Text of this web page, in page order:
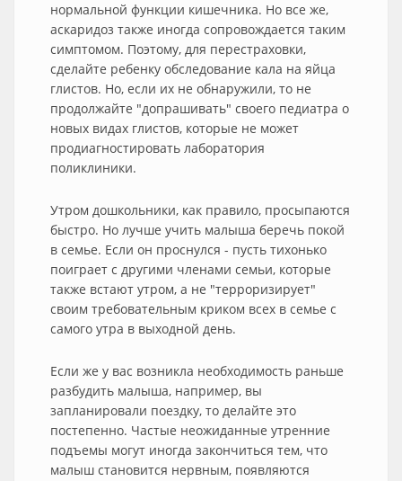
нормальной функции кишечника. Но все же,
аскаридоз также иногда сопровождается таким
симптомом. Поэтому, для перестраховки,
сделайте ребенку обследование кала на яйца
глистов. Но, если их не обнаружили, то не
продолжайте "допрашивать" своего педиатра о
новых видах глистов, которые не может
продиагностировать лаборатория
поликлиники.
Утром дошкольники, как правило, просыпаются
быстро. Но лучше учить малыша беречь покой
в семье. Если он проснулся - пусть тихонько
поиграет с другими членами семьи, которые
также встают утром, а не "терроризирует"
своим требовательным криком всех в семье с
самого утра в выходной день.
Если же у вас возникла необходимость раньше
разбудить малыша, например, вы
запланировали поездку, то делайте это
постепенно. Частые неожиданные утренние
подъемы могут иногда закончиться тем, что
малыш становится нервным, появляются